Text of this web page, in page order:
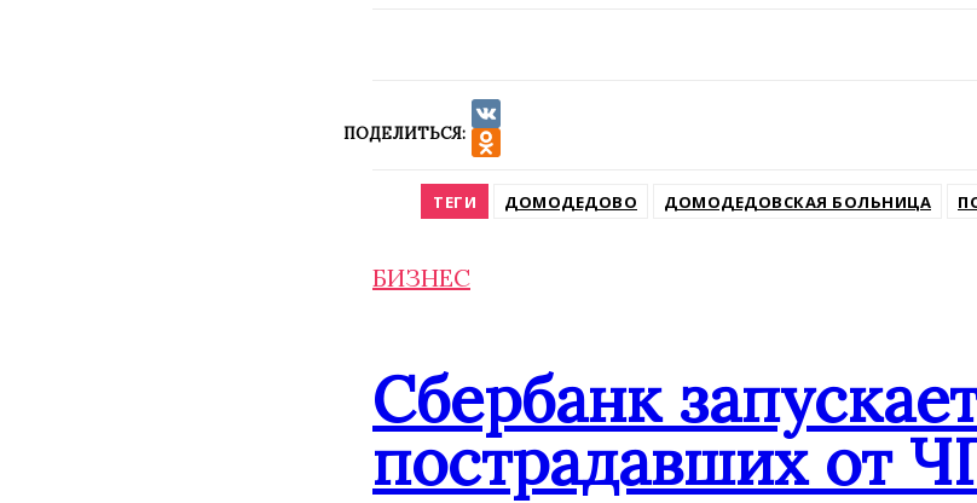
ПОДЕЛИТЬСЯ:
VK
ТЕГИ ДОМОДЕДОВО ДОМОДЕДОВСКАЯ БОЛЬНИЦА
БИЗНЕС
Сбербанк
пострадавших от